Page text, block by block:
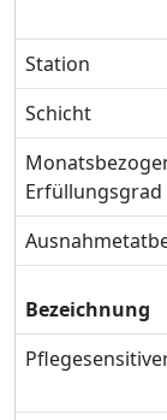
Station
Schicht
Erfüllungsgrad
Bezeichnung